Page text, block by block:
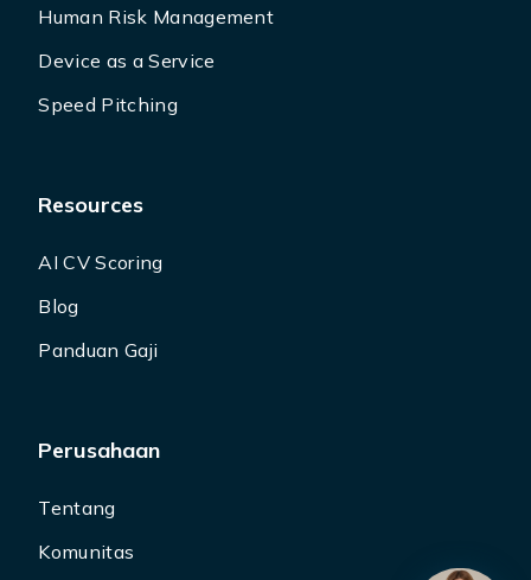
Human Risk Management
Device as a Service
Speed Pitching
Resources
AI CV Scoring
Blog
Panduan Gaji
Perusahaan
Tentang
Komunitas